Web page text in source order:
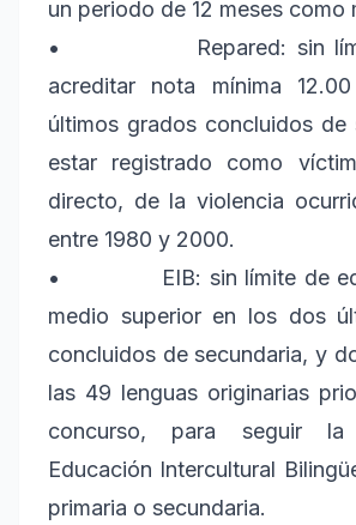
un periodo de 12 meses como
• Repared: sin
acreditar nota mínima
últimos grados concluidos de
estar registrado como
directo, de la violencia
entre 1980 y 2000.
• EIB: sin límite de
medio superior en los dos
concluidos de secundaria, y
las 49 lenguas originarias
concurso, para seguir
Educación Intercultural
primaria o secundaria.